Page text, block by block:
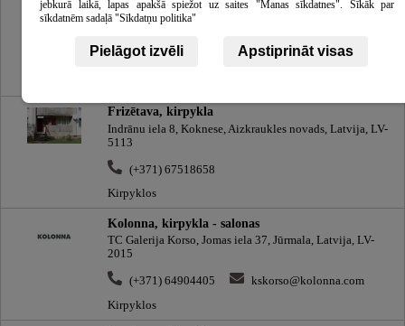
Frizierstudija Server, kirpykla
(+371) 29207616
serversa@inbox.lv
Frizētava, kirpykla
Indrānu iela 8, Koknese, Aizkraukles novads, Latvija, LV-
5113
(+371) 67518658
Kirpyklos
Kolonna, kirpykla - salonas
TC Galerija Korso, Jomas iela 37, Jūrmala, Latvija, LV-
2015
(+371) 64904405
kskorso@kolonna.com
Kirpyklos
jebkurā laikā, lapas apakšā spiežot uz saites "Manas sīkdatnes". Sīkāk par
sīkdatnēm sadaļā "Sīkdatņu politika"
Pielāgot izvēli Apstiprināt visas